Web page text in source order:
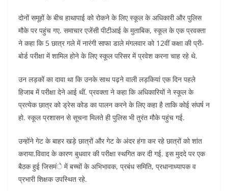
दोनों समूहों के बीच हाथापाई को रोकने के लिए स्कूल के अधिकारी और पुलिस
मौके पर पहुंच गए. समाचार एजेंसी पीटीआई के मुताबिक, स्कूल के एक प्रवक्ता
ने कहा कि 5 छात्र गले में नारंगी साफा डाले मंगलवार को 12वीं कक्षा की प्री-
बोर्ड परीक्षा में शामिल होने के लिए स्कूल परिसर में प्रवेश करना चाह रहे थे.
उन लड़कों का दावा था कि उनके साथ पढ़ने वाली लड़कियां एक दिन पहले
हिजाब में परीक्षा देने आई थीं. प्रवक्ता ने कहा कि अधिकारियों ने स्कूल के
प्रत्येक छात्र को ड्रेस कोड का पालन करने के लिए कहा है ताकि कोई संघर्ष न
हो. स्कूल प्रशासन से सूचना मिलते ही पुलिस भी तुरंत मौके पहुंच गई.
उन्होंने गेट के बाहर खड़े छात्रों और गेट के अंदर हंगा कर रहे छात्रों को शांत
कराया.विवाद के कारण बुधवार की परीक्षा स्थगित कर दी गई. इस मुददे पर एक
बैठक हुई जिसमंे में बच्चों के अभिभावक, प्रबंध समिति, प्रधानाध्यापक व
प्रभारी शिक्षक उपस्थित रहे.